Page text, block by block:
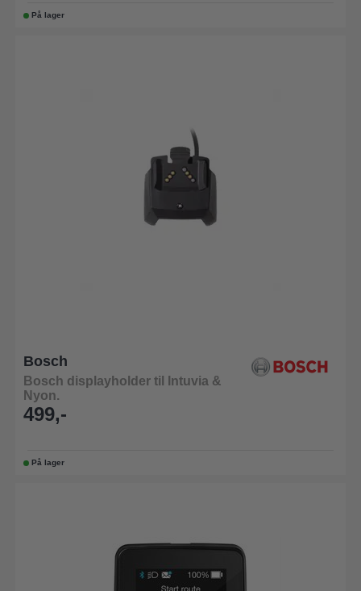
På lager
Bosch
Bosch displayholder til Intuvia &
Nyon.
499,-
På lager